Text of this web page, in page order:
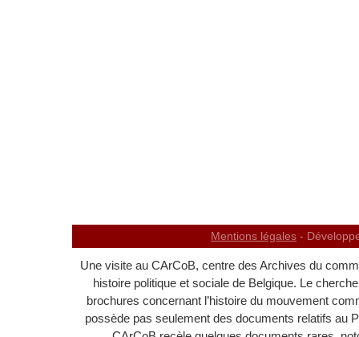
Mentions légales -
Une visite au CArCoB, centre des Archives du
histoire politique et sociale de Belgique. Le
brochures concernant l’histoire du mouvement
possède pas seulement des documents relatifs au